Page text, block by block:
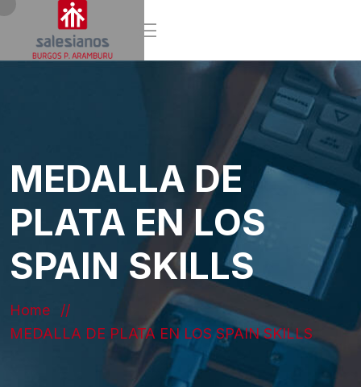
MEDALLA DE
PLATA EN LOS
SPAIN SKILLS
Home
MEDALLA DE PLATA EN LOS SPAIN SKILLS